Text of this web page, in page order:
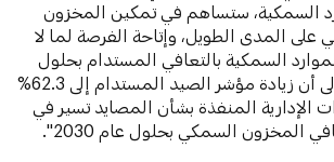
السمكية، ستساهم في تمكين المخزون
المدى الطويل، وإتاحة الفرصة لما لا
من الموارد السمكية بالتعافي المستدام بحلول
عام 2030. مشيراً إلى أن زيادة مؤشر الصيد المستدام إلى 62.3%
الإدارية المنفذة بشأن المصايد تسير في
المخزون السمكي بحلول عام 2030".